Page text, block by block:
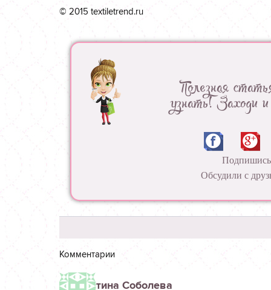
© 2015 textiletrend.ru
Полезная
узнать! Заходи и
Подпишись
Обсудили с
Комментарии
Кристина Соболева